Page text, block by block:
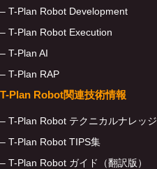
– T-Plan Robot Development
– T-Plan Robot Execution
– T-Plan AI
– T-Plan RAP
T-Plan Robot関連技術情報
– T-Plan Robot テクニカルナレッジ
– T-Plan Robot TIPS集
– T-Plan Robot ガイド（翻訳版）